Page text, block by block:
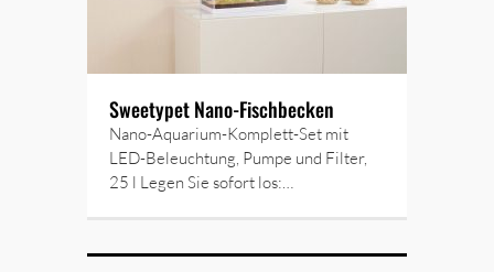
Sweetypet Nano-Fischbecken
Nano-Aquarium-Komplett-Set mit
LED-Beleuchtung, Pumpe und Filter,
25 l Legen Sie sofort los:…